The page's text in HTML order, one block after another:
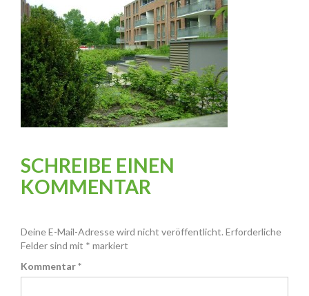
SCHREIBE EINEN
KOMMENTAR
Deine E-Mail-Adresse wird nicht veröffentlicht. Erforderliche
Felder sind mit * markiert
Kommentar*